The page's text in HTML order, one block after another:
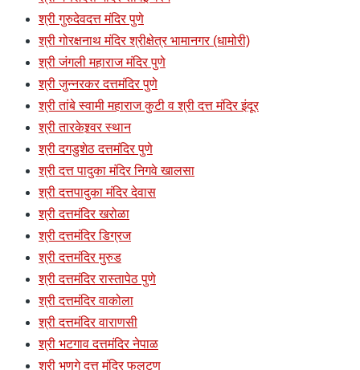
श्री गुरुदेवदत्त मंदिर पुणे
श्री गोरक्षनाथ मंदिर श्रीक्षेत्र भामानगर (धामोरी)
श्री जंगली महाराज मंदिर पुणे
श्री जुन्नरकर दत्तमंदिर पुणे
श्री तांबे स्वामी महाराज कुटी व श्री दत्त मंदिर इंदूर
श्री तारकेश्र्वर स्थान
श्री दगडुशेठ दत्तमंदिर पुणे
श्री दत्त पादुका मंदिर निगवे खालसा
श्री दत्तपादुका मंदिर देवास
श्री दत्तमंदिर खरोळा
श्री दत्तमंदिर डिग्रज
श्री दत्तमंदिर मुरुड
श्री दत्तमंदिर रास्तापेठ पुणे
श्री दत्तमंदिर वाकोला
श्री दत्तमंदिर वाराणसी
श्री भटगाव दत्तमंदिर नेपाळ
श्री भणगे दत्त मंदिर फलटण